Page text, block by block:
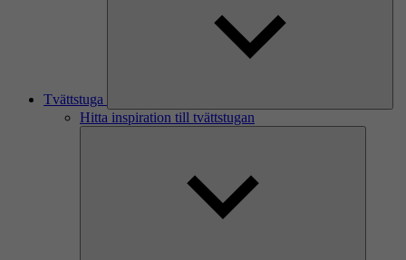
Tvättstuga
Hitta inspiration till tvättstugan